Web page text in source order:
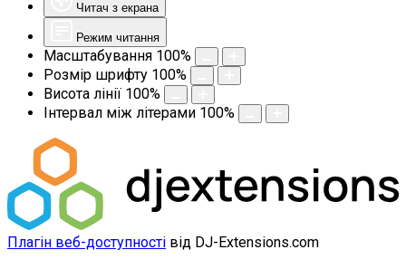
Читач з екрана
Режим читання
Масштабування 100%
Розмір шрифту 100%
Висота лінії 100%
Інтервал між літерами 100%
Плагін веб-доступності від DJ-Extensions.com